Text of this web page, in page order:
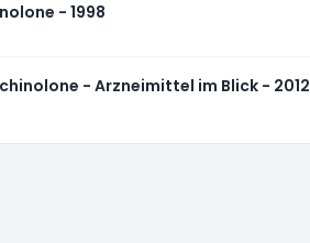
- 1998
- Arzneimittel im Blick - 2012